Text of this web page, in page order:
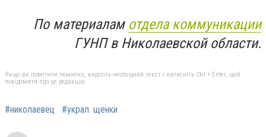
По материалам отдела коммуникации
ГУНП в Николаевской области.
Якщо ви помітили помилку, виділіть необхідний текст і натисніть Ctrl + Enter, щоб
повідомити про це редакцію
#николаевец #украл. щенки